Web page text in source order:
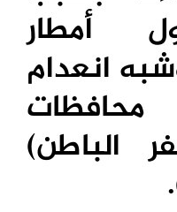
أمطار
انعدام
الباطن)